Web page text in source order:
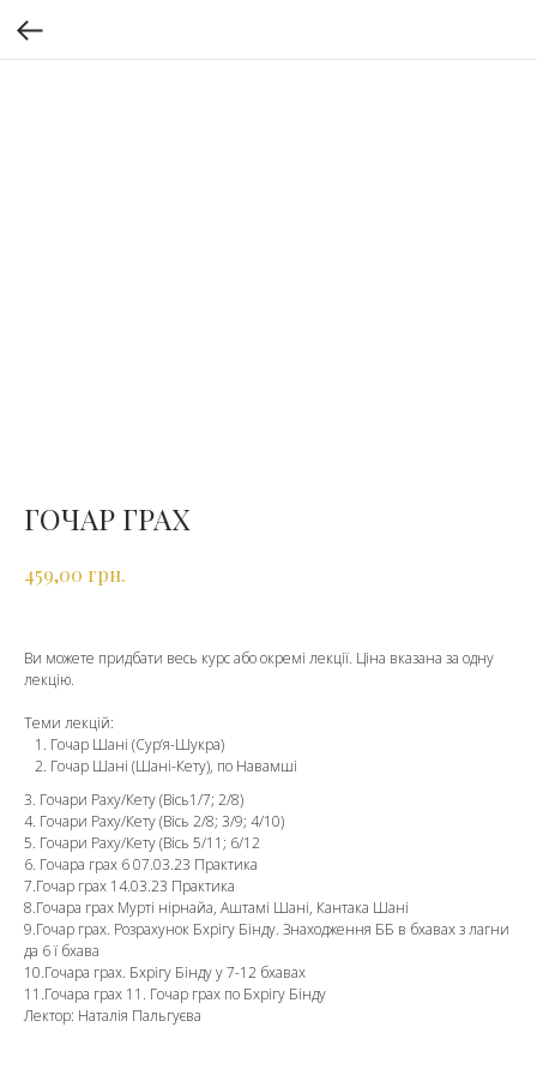
ГОЧАР ГРАХ
459,00 грн.
Ви можете придбати весь курс або окремі лекції. Ціна вказана за одну
лекцію.
Теми лекцій:
Гочар Шані (Сур‘я-Шукра)
Гочар Шані (Шані-Кету), по Навамші
3. Гочари Раху/Кету (Вісь1/7; 2/8)
4. Гочари Раху/Кету (Вісь 2/8; 3/9; 4/10)
5. Гочари Раху/Кету (Вісь 5/11; 6/12
6. Гочара грах 6 07.03.23 Практика
7.Гочар грах 14.03.23 Практика
8.Гочара грах Мурті нірнайа, Аштамі Шані, Кантака Шані
9.Гочар грах. Розрахунок Бхрігу Бінду. Знаходження ББ в бхавах з лагни
да 6 ї бхава
10.Гочара грах. Бхрігу Бінду у 7-12 бхавах
11.Гочара грах 11. Гочар грах по Бхрігу Бінду
Лектор: Наталія Пальгуєва